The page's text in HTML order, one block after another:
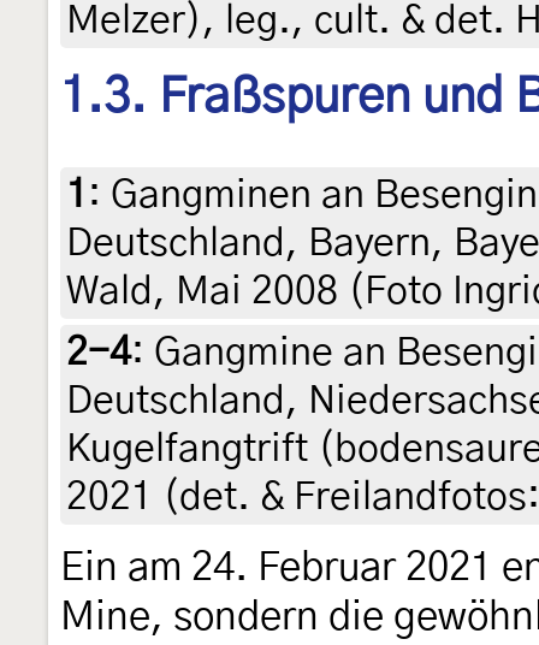
Melzer), leg., cult. & det.
1.3. Fraßspuren und
1 : Gangminen an
Deutschland, Bayern,
Wald, Mai 2008 (Foto
2-4: Gangmine an
Deutschland,
Kugelfangtrift
2021 (det. &
Ein am 24. Februar 2021
Mine, sondern die